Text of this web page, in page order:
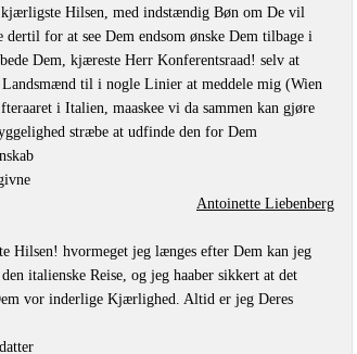
kjærligste Hilsen, med indstændig Bøn om De vil
for at see Dem endsom ønske Dem tilbage i
Dem, kjæreste Herr Konferentsraad! selv at
til i nogle Linier at meddele mig (Wien
i Italien, maaskee vi da sammen kan gjøre
stræbe at udfinde den for Dem
Antoinette Liebenberg
hvormeget jeg længes efter Dem kan jeg
italienske Reise, og jeg haaber sikkert at det
vor inderlige Kjærlighed. Altid er jeg Deres